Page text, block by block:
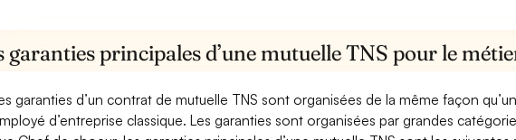
garanties principales d’une mutuelle TNS pour le
garanties d’un contrat de mutuelle TNS sont organisées de la même façon
d’entreprise classique. Les garanties sont organisées par grandes